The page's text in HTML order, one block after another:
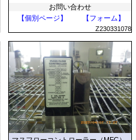
お問い合わせ
【個別ページ】
【フォーム】
Z230331078